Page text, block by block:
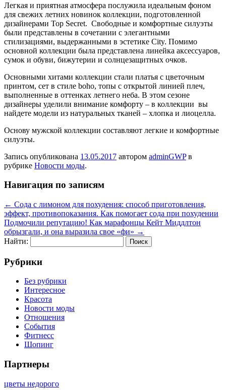
Легкая и приятная атмосфера послужила идеальным фоном
для свежих летних новинок коллекции, подготовленной
дизайнерами Top Secret. Свободные и комфортные силуэты
были представлены в сочетании с элегантными
стилизациями, выдержанными в эстетике City. Помимо
основной коллекции была представлена линейка аксессуаров,
сумок и обуви, бижутерии и солнцезащитных очков.
Основными хитами коллекции стали платья с цветочным
принтом, сет в стиле boho, топы с открытой линией плеч,
выполненные в оттенках летнего неба. В этом сезоне
дизайнеры уделили внимание комфорту – в коллекции вы
найдете модели из натуральных тканей – хлопка и лиоцелла.
Основу мужской коллекции составляют легкие и комфортные
силуэты.
Запись опубликована 13.05.2017 автором adminGWPв
рубрике Новости моды.
Навигация по записям
← Сода с лимоном для похудения: способ приготовления,
эффект, противопоказания. Как помогает сода при похудении
Подмочили репутацию! Как марафонцы Кейт Миддлтон
обрызгали, и она выразила свое «фи» →
Найти:
Рубрики
Без рубрики
Интересное
Красота
Новости моды
Отношения
События
Фитнесс
Шопинг
Партнеры
цветы недорого